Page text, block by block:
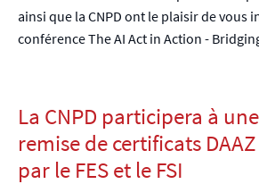
ainsi que la CNPD ont le plaisir de vous
conférence The AI Act in Action -
La CNPD participera à
remise de certificats
par le FES et le FSI